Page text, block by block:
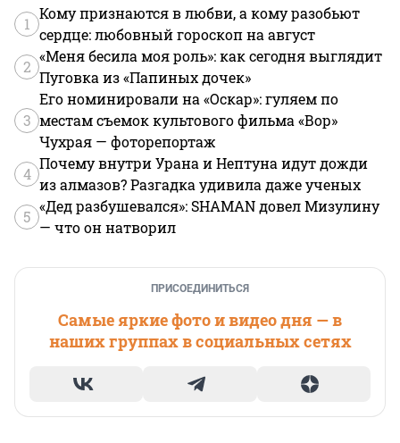
1
Кому признаются в любви, а кому разобьют
сердце: любовный гороскоп на август
2
«Меня бесила моя роль»: как сегодня выглядит
Пуговка из «Папиных дочек»
3
Его номинировали на «Оскар»: гуляем по
местам съемок культового фильма «Вор»
Чухрая — фоторепортаж
4
Почему внутри Урана и Нептуна идут дожди
из алмазов? Разгадка удивила даже ученых
5
«Дед разбушевался»: SHAMAN довел Мизулину
— что он натворил
ПРИСОЕДИНИТЬСЯ
Самые яркие фото и видео дня — в
наших группах в социальных сетях